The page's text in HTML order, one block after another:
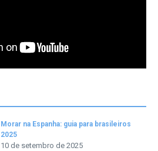
Morar na Espanha: guia para brasileiros
2025
10 de setembro de 2025